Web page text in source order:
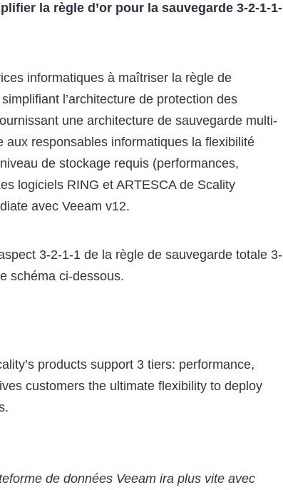
la règle d’or pour la sauvegarde 3-2-1-1-
informatiques à maîtriser la règle de
l’architecture de protection des
une architecture de sauvegarde multi-
responsables informatiques la flexibilité
de stockage requis (performances,
logiciels RING et ARTESCA de Scality
avec Veeam v12.
3-2-1-1 de la règle de sauvegarde totale 3-
schéma ci-dessous.
products support 3 tiers: performance,
customers the ultimate flexibility to deploy
de données Veeam ira plus vite avec